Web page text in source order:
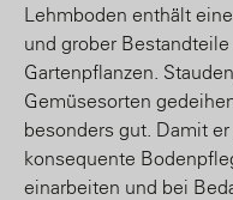
Lehmboden enthält
und grober
Gartenpflanzen.
Gemüsesorten
besonders gut. Damit
konsequente
einarbeiten und bei